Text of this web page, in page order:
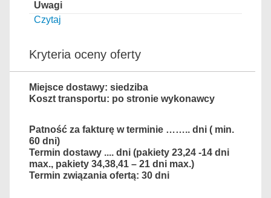
Czytaj
Kryteria oceny oferty
Miejsce dostawy: siedziba
Koszt transportu: po stronie wykonawcy
Patność za fakturę w terminie …….. dni ( min.
60 dni)
Termin dostawy .... dni (pakiety 23,24 -14 dni
max., pakiety 34,38,41 – 21 dni max.)
Termin związania ofertą: 30 dni